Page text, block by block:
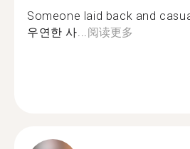
Someone laid back and
우연한 사...阅读更多